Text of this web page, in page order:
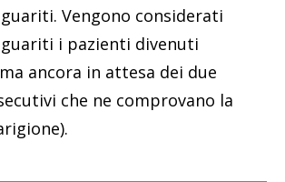
Vengono considerati
i pazienti divenuti
ancora in attesa dei due
che ne comprovano la